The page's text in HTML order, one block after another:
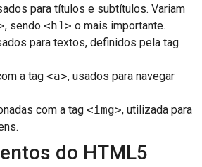
para títulos e subtítulos. Variam
, sendo <h1> o mais importante.
para textos, definidos pela tag
a tag <a>, usados para navegar
com a tag <img>, utilizada para
do HTML5